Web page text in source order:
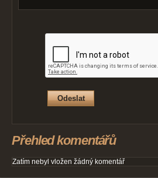
Přehled komentářů
Zatím nebyl vložen žádný komentář